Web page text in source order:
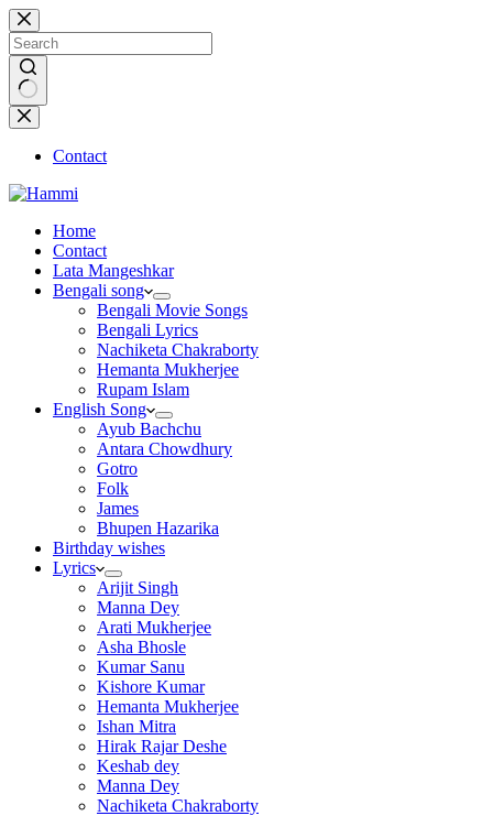
Skip
to
content
No
results
Contact
Home
Contact
Lata Mangeshkar
Bengali song
Bengali Movie Songs
Bengali Lyrics
Nachiketa Chakraborty
Hemanta Mukherjee
Rupam Islam
English Song
Ayub Bachchu
Antara Chowdhury
Gotro
Folk
James
Bhupen Hazarika
Birthday wishes
Lyrics
Arijit Singh
Manna Dey
Arati Mukherjee
Asha Bhosle
Kumar Sanu
Kishore Kumar
Hemanta Mukherjee
Ishan Mitra
Hirak Rajar Deshe
Keshab dey
Manna Dey
Nachiketa Chakraborty